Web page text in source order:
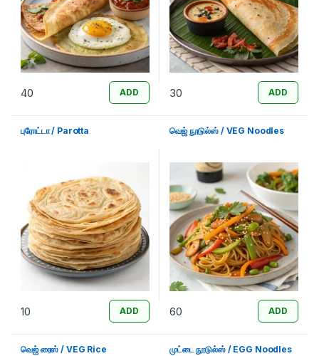
40 ADD 30 ADD
புரோட்டா / Parotta
10 ADD
வெஜ் நூடுல்ஸ் / VEG Noodles
60 ADD
வெஜ் ரைஸ் / VEG Rice முட்டை நூடுல்ஸ் / EGG Noodles